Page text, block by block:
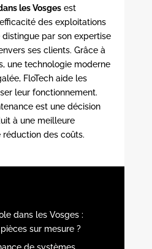
les Vosgesest
des exploitations
distingue par son expertise
ses clients. Grâce à
une technologie moderne
FloTech aide les
leur fonctionnement.
est une décision
à une meilleure
des coûts.
dans les Vosges :
sur mesure ?